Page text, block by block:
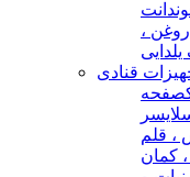
روغن ،
قنادی
صفحه
، قلم
کمان